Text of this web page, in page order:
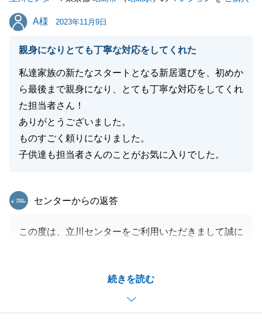
きました。
お困りのことがございましたら、お気軽にご連絡いた
だければと存じます。
A様
A様 2023年11月9日
親身になりとても丁寧な対応をしてくれた
私達家族の新たなスタートとなる新居選びを、初めか
ら最後まで親身になり、とても丁寧な対応をしてくれ
た担当者さん！
ありがとうございました。
ものすごく頼りになりました。
子供達も担当者さんのことがお気に入りでした。
続きを読む
東急リバブル
センターからの返答
この度は、立川センターをご利用いただきまして誠に
伝いでき、_またお役にたてたこと大変光栄でござい
また何かお困りのことがございましたら、お気軽にご